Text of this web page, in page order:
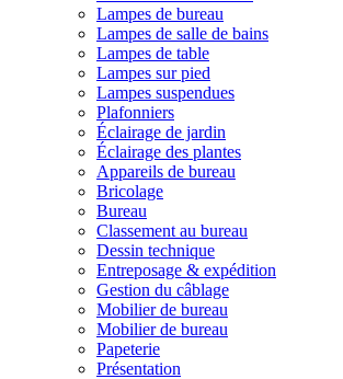
Lampes de bureau
Lampes de salle de bains
Lampes de table
Lampes sur pied
Lampes suspendues
Plafonniers
Éclairage de jardin
Éclairage des plantes
Appareils de bureau
Bricolage
Bureau
Classement au bureau
Dessin technique
Entreposage & expédition
Gestion du câblage
Mobilier de bureau
Mobilier de bureau
Papeterie
Présentation